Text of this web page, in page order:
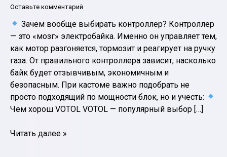
Оставьте комментарий
Зачем вообще выбирать контроллер? Контроллер
— это «мозг» электробайка. Именно он управляет тем,
как мотор разгоняется, тормозит и реагирует на ручку
газа. От правильного контроллера зависит, насколько
байк будет отзывчивым, экономичным и
безопасным. При кастоме важно подобрать не
просто подходящий по мощности блок, но и учесть:
Чем хорош VOTOL VOTOL — популярный выбор […]
Контроллер
Читать далее »